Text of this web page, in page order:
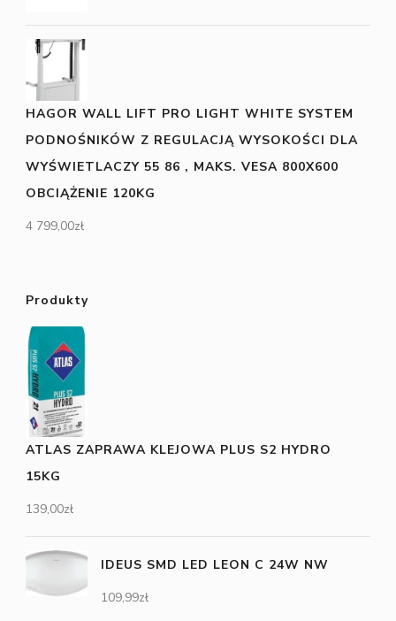
HAGOR WALL LIFT PRO LIGHT WHITE SYSTEM
PODNOŚNIKÓW Z REGULACJĄ WYSOKOŚCI DLA
WYŚWIETLACZY 55 86 , MAKS. VESA 800X600
OBCIĄŻENIE 120KG
4 799,00zł
Produkty
ATLAS ZAPRAWA KLEJOWA PLUS S2 HYDRO
15KG
139,00zł
IDEUS SMD LED LEON C 24W NW
109,99zł